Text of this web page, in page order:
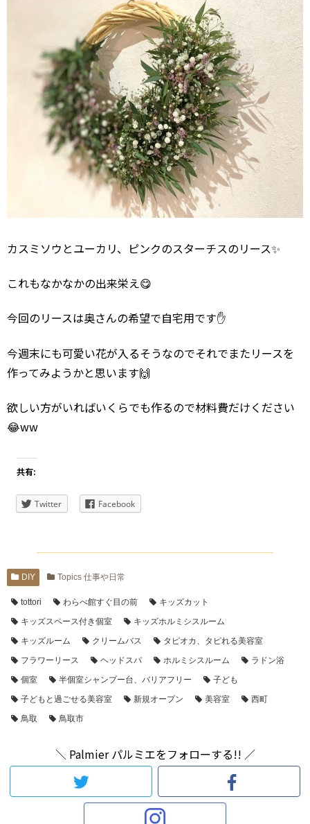
カスミソウとユーカリ、ピンクのスターチスのリース✨
これもなかなかの出来栄え😋
今回のリースは奥さんの希望で自宅用です✋
今週末にも可愛い花が入るそうなのでそれでまたリースを
作ってみようかと思います🙌
欲しい方がいればいくらでも作るので材料費だけください
😂ww
共有:
Twitter Facebook
DIY Topics 仕事や日常
tottori わらべ館すぐ目の前
キッズカット
キッズスペース付き個室
キッズホルミシスルーム
キッズルーム
クリームバス
タピオカ、タピれる美容室
フラワーリース
ヘッドスパ ホルミシスルーム
ラドン浴
個室
半個室シャンプー台、バリアフリー
子ども
子どもと過ごせる美容室
新規オープン 美容室
西町
鳥取
鳥取市
＼ Palmier パルミエをフォローする!! ／